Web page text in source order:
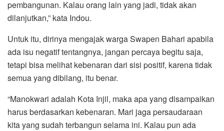
pembangunan. Kalau orang lain yang jadi, tidak akan
dilanjutkan,” kata Indou.
Untuk itu, dirinya mengajak warga Swapen Bahari apabila
ada isu negatif tentangnya, jangan percaya begitu saja,
tetapi bisa melihat kebenaran dari sisi positif, karena tidak
semua yang dibilang, itu benar.
“Manokwari adalah Kota Injil, maka apa yang disampaikan
harus berdasarkan kebenaran. Mari jaga persaudaraan
kita yang sudah terbangun selama ini. Kalau pun ada